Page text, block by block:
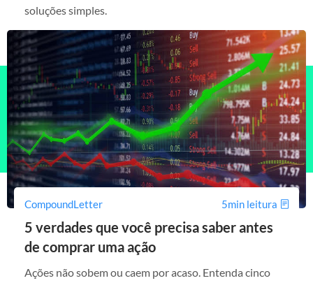
soluções simples.
CompoundLetter 5min leitura
5 verdades que você precisa saber antes
de comprar uma ação
Ações não sobem ou caem por acaso. Entenda cinco